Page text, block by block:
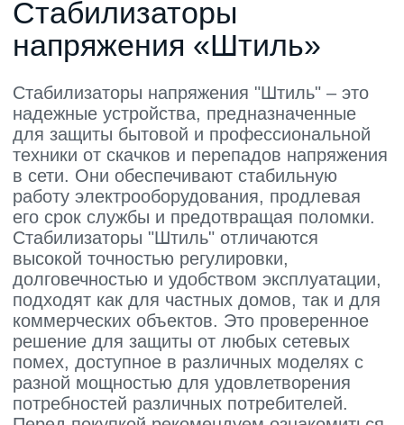
обеспечивают бесперебойную работу
серверов, компьютеров, систем
видеонаблюдения и другого важного
оборудования.
с полезными статьями про источники
бесперебойного питания "Штиль", которые
помогут сделать правильный выбор. Статьи
содержат подробную информацию о типах
ИБП, их особенностях и критериях выбора,
что позволит подобрать наиболее
подходящее решение для вашего
оборудования.
Все статьи